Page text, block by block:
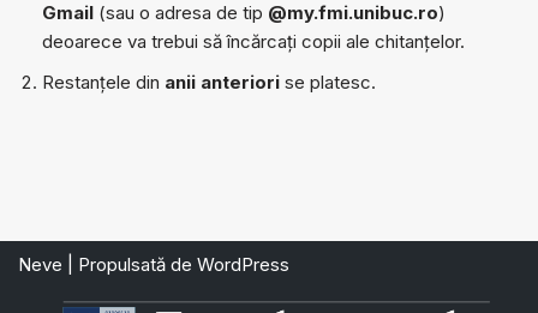
Gmail (sau o adresa de tip @my.fmi.unibuc.ro)
deoarece va trebui să încărcați copii ale chitanțelor.
Restanțele din anii anteriori se platesc.
Neve | Propulsată de WordPress